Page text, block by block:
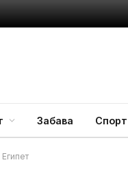
Забава Спорт